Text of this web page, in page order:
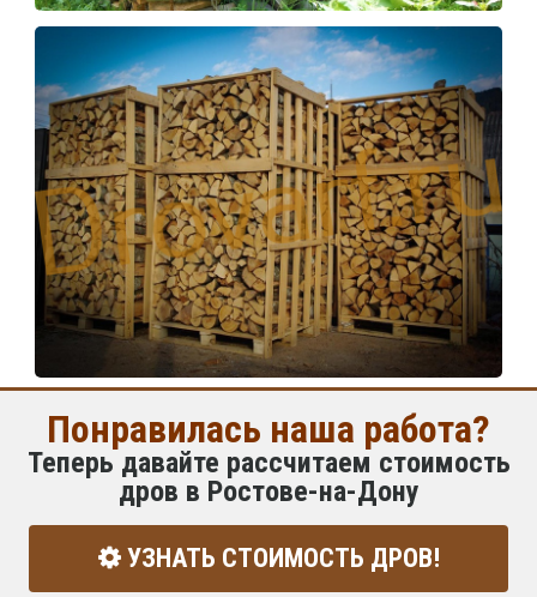
Понравилась наша работа?
Теперь давайте рассчитаем стоимость
дров в Ростове-на-Дону
УЗНАТЬ СТОИМОСТЬ ДРОВ!